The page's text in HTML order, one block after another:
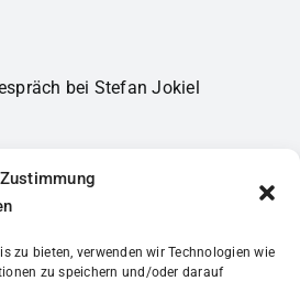
zu bieten, verwenden wir Technologien wie
zu speichern und/oder darauf
bei Stefan Jokiel
bei Förster